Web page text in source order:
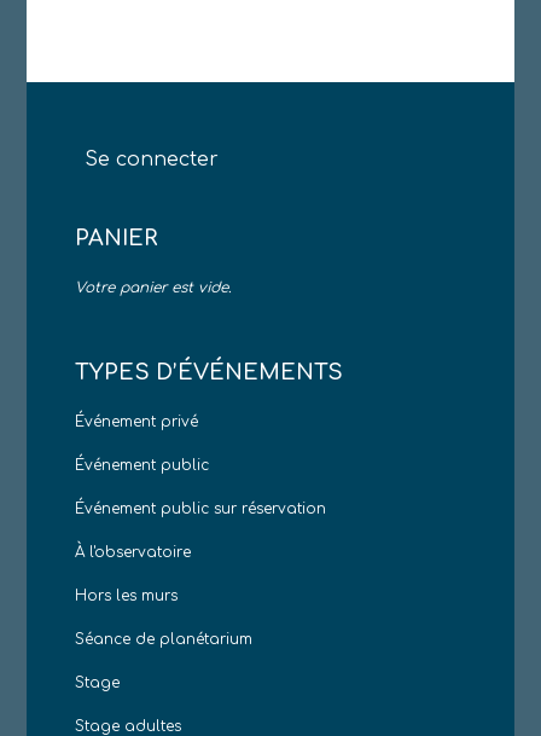
Se connecter
PANIER
Votre panier est vide.
TYPES D’ÉVÉNEMENTS
Événement privé
Événement public
Événement public sur réservation
À l'observatoire
Hors les murs
Séance de planétarium
Stage
Stage adultes